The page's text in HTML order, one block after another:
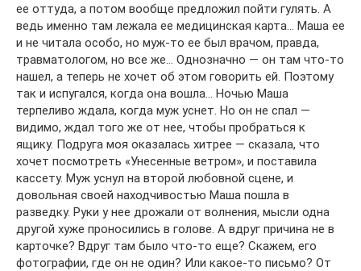
ее оттуда, а потом вообще предложил пойти гулять. А
ведь именно там лежала ее медицинская карта… Маша ее
и не читала особо, но муж-то ее был врачом, правда,
травматологом, но все же… Однозначно — он там что-то
нашел, а теперь не хочет об этом говорить ей. Поэтому
так и испугался, когда она вошла… Ночью Маша
терпеливо ждала, когда муж уснет. Но он не спал —
видимо, ждал того же от нее, чтобы пробраться к
ящику. Подруга моя оказалась хитрее — сказала, что
хочет посмотреть «Унесенные ветром», и поставила
кассету. Муж уснул на второй любовной сцене, и
довольная своей находчивостью Маша пошла в
разведку. Руки у нее дрожали от волнения, мысли одна
другой хуже проносились в голове. А вдруг причина не в
карточке? Вдруг там было что-то еще? Скажем, его
фотографии, где он не один? Или какое-то письмо? От